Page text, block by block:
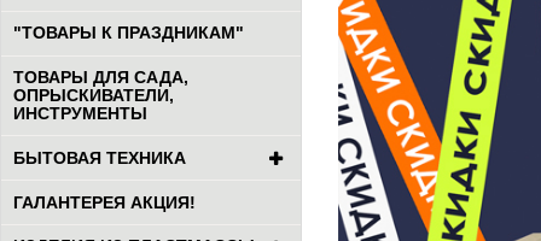
"ТОВАРЫ К ПРАЗДНИКАМ"
ТОВАРЫ ДЛЯ САДА,
ОПРЫСКИВАТЕЛИ,
ИНСТРУМЕНТЫ
БЫТОВАЯ ТЕХНИКА
ГАЛАНТЕРЕЯ АКЦИЯ!